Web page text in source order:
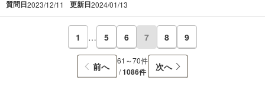
質問日2023/12/11 更新日2024/01/13
1 … 5 6 7 8 9
前へ
61～70件
/1086件 次へ